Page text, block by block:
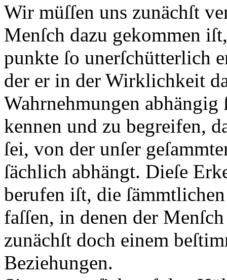
Wir müſſen uns zunächſt
Menſch dazu gekommen
punkte ſo unerſchütterlich
der er in der Wirklichkeit
Wahrnehmungen abhängig
kennen und zu begreifen,
ſei, von der unſer
ſächlich abhängt. Dieſe
berufen iſt, die
faſſen, in denen der
zunächſt doch einem
Beziehungen.